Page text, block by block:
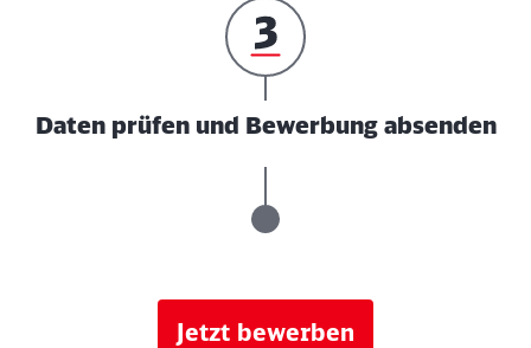
Daten prüfen und Bewerbung absenden
Jetzt bewerben